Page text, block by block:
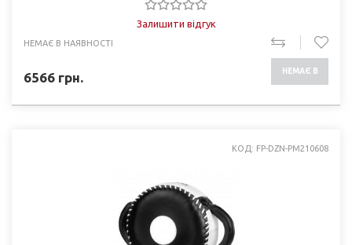
Залишити відгук
НЕМАЄ В НАЯВНОСТІ
6566 грн. НЕМАЄ В
КОД: FP-DZN-PM210608